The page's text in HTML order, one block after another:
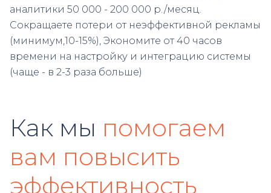
аналитики 50 000 - 200 000 р./месяц.
Сокращаете потери от неэффективной рекламы
(минимум,10-15%), Экономите от 40 часов
времени на настройку и интеграцию системы
(чаще - в 2-3 раза больше)
Как мы помогаем
вам повысить
эффективность